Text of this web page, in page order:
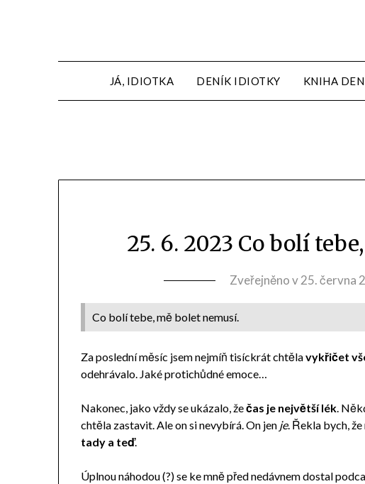
JÁ, IDIOTKA DENÍK IDIOTKY KNIHA
25. 6. 2023 Co bolí
Zveřejněno v25. června
Co bolí tebe, mě bolet nemusí.
Za poslední měsíc jsem nejmíň tisíckrát chtělavykřičet
odehrávalo. Jaké protichůdné emoce…
Nakonec, jako vždy se ukázalo, žečas je největší lék.
chtěla zastavit. Ale on si nevybírá. On jen je. Řekla bych,
tady a teď.
Úplnou náhodou (?) se ke mně před nedávnem dostal